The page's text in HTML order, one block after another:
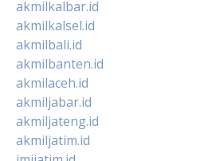
akmilkalbar.id
akmilkalsel.id
akmilbali.id
akmilbanten.id
akmilaceh.id
akmiljabar.id
akmiljateng.id
akmiljatim.id